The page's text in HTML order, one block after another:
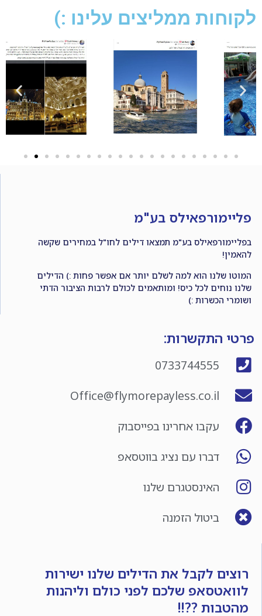
לקוחות ממליצים עלינו :)
פליימורפאילס בע"מ
בפליימורפאילס בע"מ תמצאו דילים לחו"ל במחירים שקשה
להאמין!
המוטו שלנו הוא למה לשלם יותר אם אפשר פחות :) הדילים
שלנו נוחים לכל כיס! ומותאמים לכולם לרבות הציבור הדתי
ושומרי הכשרות :)
פרטי התקשרות:
0733744555
Office@flymorepayless.co.il
עקבו אחרינו בפייסבוק
דברו עם נציג בווטסאפ
האינסטגרם שלנו
ביטול הזמנה
רוצים לקבל את הדילים שלנו ישירות
לוואטסאפ שלכם לפני כולם וליהנות
מהטבות ??!!